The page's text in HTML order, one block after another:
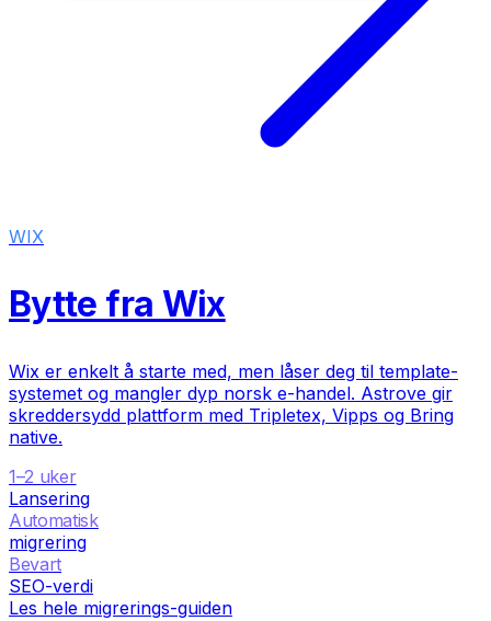
WIX
Bytte fra Wix
Wix er enkelt å starte med, men låser deg til template-
systemet og mangler dyp norsk e-handel. Astrove gir
skreddersydd plattform med Tripletex, Vipps og Bring
native.
1–2 uker
Lansering
Automatisk
migrering
Bevart
SEO-verdi
Les hele migrerings-guiden